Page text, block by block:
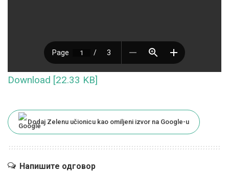
Download [22.33 KB]
Dodaj Zelenu učionicu kao omiljeni izvor na Google-u
Напишите одговор